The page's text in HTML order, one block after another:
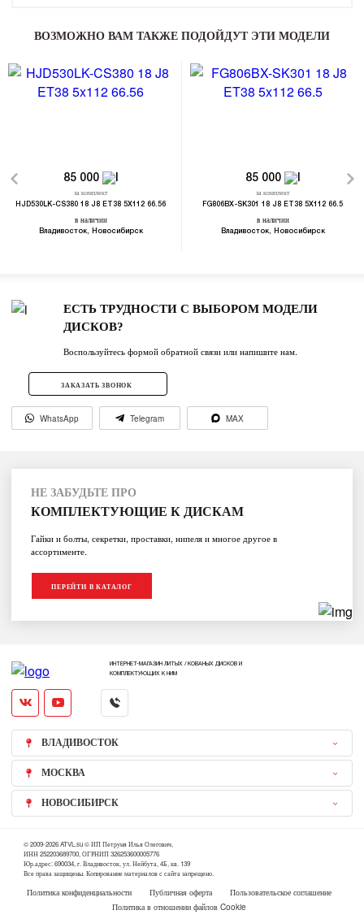
ВОЗМОЖНО ВАМ ТАКЖЕ ПОДОЙДУТ ЭТИ МОДЕЛИ
85 000
за комплект
HJD530LK-CS380 18 J8 ET38 5X112 66.56
в наличии
Владивосток, Новосибирск
85 000
за комплект
FG806BX-SK301 18 J8 ET38 5X112 66.5
в наличии
Владивосток, Новосибирск
ЕСТЬ ТРУДНОСТИ С ВЫБОРОМ МОДЕЛИ
ДИСКОВ?
Воспользуйтесь формой обратной связи или напишите нам.
ЗАКАЗАТЬ ЗВОНОК
WhatsApp Telegram MAX
НЕ ЗАБУДЬТЕ ПРО
КОМПЛЕКТУЮЩИЕ К ДИСКАМ
Гайки и болты, секретки, проставки, нипеля и многое другое в
ассортименте.
ПЕРЕЙТИ В КАТАЛОГ
ИНТЕРНЕТ-МАГАЗИН ЛИТЫХ / КОВАНЫХ ДИСКОВ И
КОМПЛЕКТУЮЩИХ К НИМ
ВЛАДИВОСТОК
МОСКВА
НОВОСИБИРСК
© 2009-2026 ATVL.su © ИП Петруня Илья Олегович,
ИНН 252203689700, ОГРНИП 326253600005776
Юр.адрес: 690034, г. Владивосток, ул. Нейбута, 4Б, кв. 139
Все права защищены. Копирование материалов с сайта запрещено.
Политика конфиденциальности Публичная оферта
Пользовательское соглашение
Политика в отношении файлов Cookie